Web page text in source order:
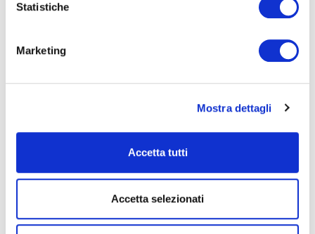
Statistiche
Marketing
Mostra dettagli
Accetta tutti
Accetta selezionati
Viola solista e direzione
BIGLIETTERIA
Biglietti